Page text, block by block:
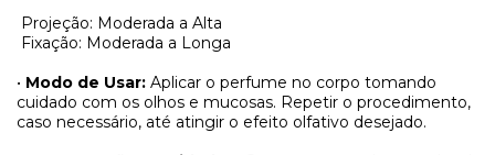
Projeção: Moderada a Alta
Fixação: Moderada a Longa
• Modo de Usar: Aplicar o perfume no corpo tomando
cuidado com os olhos e mucosas. Repetir o procedimento,
caso necessário, até atingir o efeito olfativo desejado.